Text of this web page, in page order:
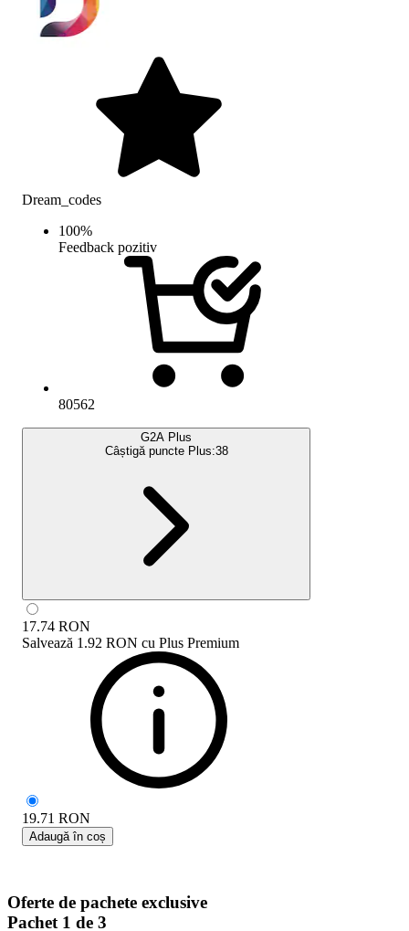
Dream_codes
100%
Feedback pozitiv
80562
G2A Plus
Câștigă puncte Plus:38
17.74 RON
Salvează 1.92 RON cu Plus Premium
19.71 RON
Adaugă în coș
Oferte de pachete exclusive
Pachet 1 de 3